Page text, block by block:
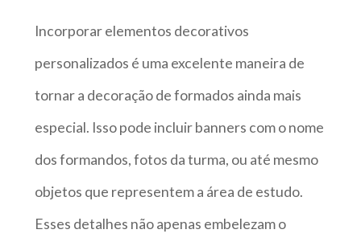
Incorporar elementos decorativos
personalizados é uma excelente maneira de
tornar a decoração de formados ainda mais
especial. Isso pode incluir banners com o nome
dos formandos, fotos da turma, ou até mesmo
objetos que representem a área de estudo.
Esses detalhes não apenas embelezam o